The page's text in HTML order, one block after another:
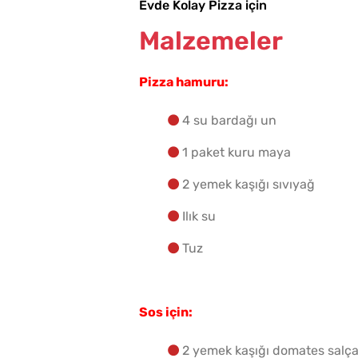
Evde Kolay Pizza için
Malzemeler
Pizza hamuru:
4 su bardağı un
1 paket kuru maya
2 yemek kaşığı sıvıyağ
Ilık su
Tuz
Sos için:
2 yemek kaşığı domates